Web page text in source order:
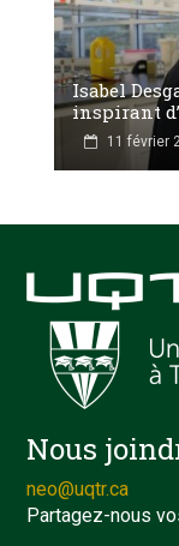
Isabel
inspirant
11 février
Nous
neo@uqtr.ca
Partagez-nous